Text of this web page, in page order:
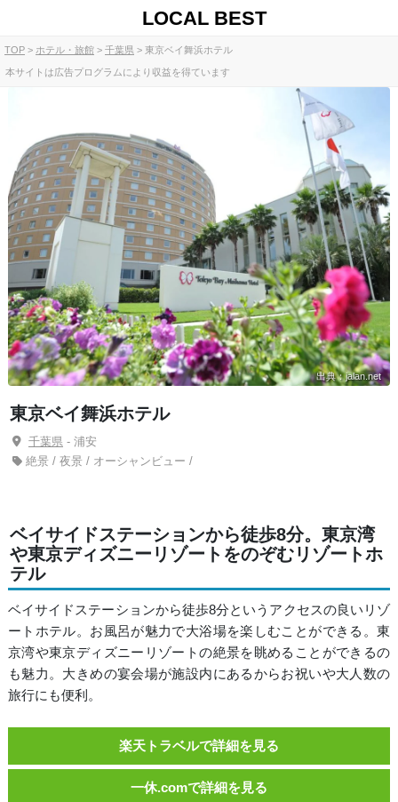
LOCAL BEST
TOP ホテル・旅館 千葉県 東京ベイ舞浜ホテル
本サイトは広告プログラムにより収益を得ています
出典：jalan.net
東京ベイ舞浜ホテル
千葉県- 浦安
絶景 / 夜景 / オーシャンビュー /
ベイサイドステーションから徒歩8分。東京湾
や東京ディズニーリゾートをのぞむリゾートホ
テル
ベイサイドステーションから徒歩8分というアクセスの良いリゾ
ートホテル。お風呂が魅力で大浴場を楽しむことができる。東
京湾や東京ディズニーリゾートの絶景を眺めることができるの
も魅力。大きめの宴会場が施設内にあるからお祝いや大人数の
旅行にも便利。
楽天トラベルで詳細を見る
一休.comで詳細を見る